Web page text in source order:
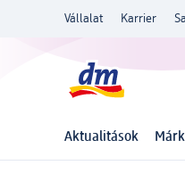
Vállalat Karrier
Aktualitások